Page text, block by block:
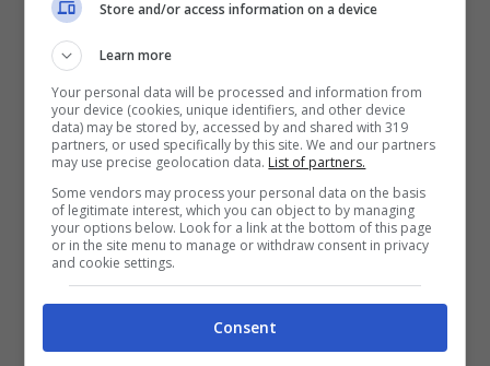
attende di forza ce ne vuole tanta,
deciso di tenersi per mano.
Dottor Javier Rodriguezha spiegato
come i due abbiano compiuto il gesto con
naturalezza, come un riflesso forse ma più
probabilmente come una vera e propria
presa di posizione: per la serie,
siamo oramai coalizzati.
Store and/or access information on a device
Learn more
Your personal data will be processed and information from
your device (cookies, unique identifiers, and other device
data) may be stored by, accessed by and shared with 319
partners, or used specifically by this site. We and our partners
may use precise geolocation data. List of partners.
Some vendors may process your personal data on the basis
of legitimate interest, which you can object to by managing
your options below. Look for a link at the bottom of this page
or in the site menu to manage or withdraw consent in privacy
and cookie settings.
Consent